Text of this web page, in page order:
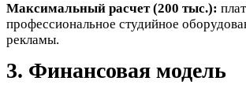
Максимальный расчет (200 тыс.):
профессиональное студийное
рекламы.
3. Финансовая модель